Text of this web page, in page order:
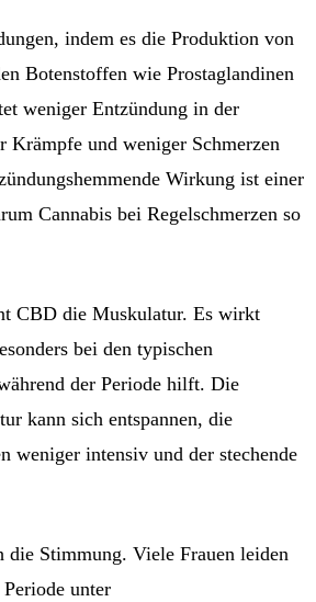
indem es die Produktion von
Botenstoffen wie Prostaglandinen
weniger Entzündung in der
Krämpfe und weniger Schmerzen
Wirkung ist einer
Cannabis bei Regelschmerzen so
CBD die Muskulatur. Es wirkt
bei den typischen
der Periode hilft. Die
kann sich entspannen, die
weniger intensiv und der stechende
die Stimmung. Viele Frauen leiden
unter